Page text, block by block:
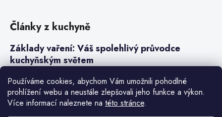
Používáme cookies, abychom Vám umožnili pohodlné
prohlížení webu a neustále zlepšovali jeho funkce a výkon.
Více informací naleznete na této stránce.
Články z kuchyně
Základy vaření: Váš spolehlivý průvodce
kuchyňským světem
Steaky a sous-vide vaření
Jak vařit v tlakovém hrnci neboli papiňáku